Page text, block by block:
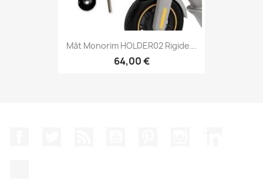
Mât Monorim HOLDER02 Rigide...
64,00 €